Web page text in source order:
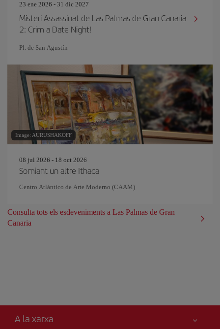
23 ene 2026 - 31 dic 2027
Misteri Assassinat de Las Palmas de Gran Canaria
2: Crim a Date Night!
Pl. de San Agustín
Image: AURUSHAKOFF
08 jul 2026 - 18 oct 2026
Somiant un altre Ithaca
Centro Atlántico de Arte Moderno (CAAM)
Consulta tots els esdeveniments a Las Palmas de Gran
Canaria
A la xarxa